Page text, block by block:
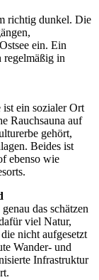
richtig dunkel. Die
ein. Ein
regelmäßig in
ist ein sozialer Ort
Rauchsauna auf
gehört,
Beides ist
ebenso wie
das schätzen
viel Natur,
nicht aufgesetzt
Wander- und
Infrastruktur